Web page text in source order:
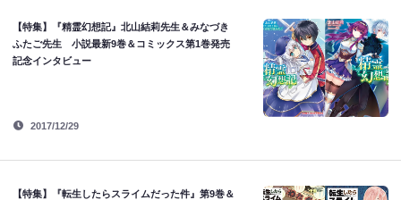
【特集】『精霊幻想記』北山結莉先生＆みなづき
ふたご先生 小説最新9巻＆コミックス第1巻発売
記念インタビュー
2017/12/29
【特集】『転生したらスライムだった件』第9巻＆